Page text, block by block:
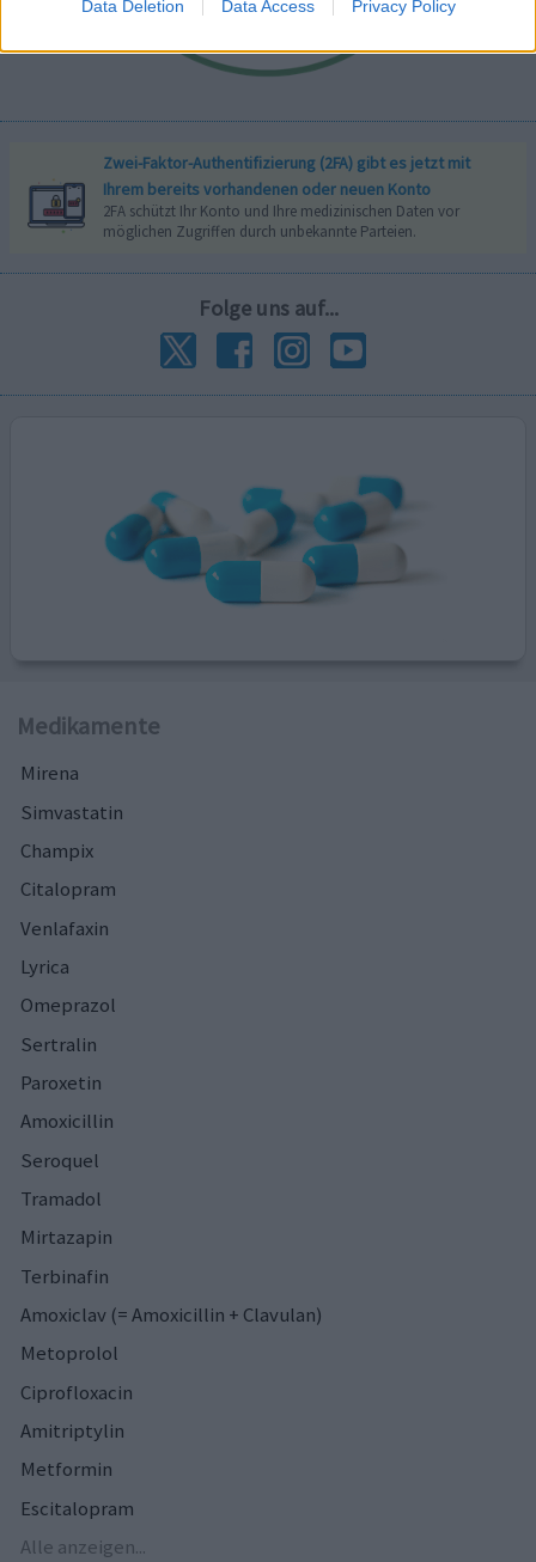
Data Deletion Data Access Privacy Policy
Zwei-Faktor-Authentifizierung (2FA) gibt es jetzt mit
Ihrem bereits vorhandenen oder neuen Konto
2FA schützt Ihr Konto und Ihre medizinischen Daten vor
möglichen Zugriffen durch unbekannte Parteien.
Folge uns auf...
Medikamente
Mirena
Simvastatin
Champix
Citalopram
Venlafaxin
Lyrica
Omeprazol
Sertralin
Paroxetin
Amoxicillin
Seroquel
Tramadol
Mirtazapin
Terbinafin
Amoxiclav (= Amoxicillin + Clavulan)
Metoprolol
Ciprofloxacin
Amitriptylin
Metformin
Escitalopram
Alle anzeigen...